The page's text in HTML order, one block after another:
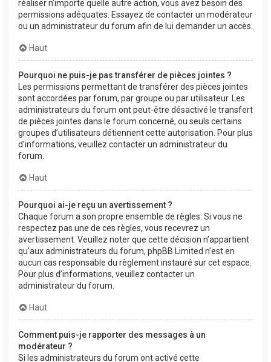
réaliser n’importe quelle autre action, vous avez besoin des
permissions adéquates. Essayez de contacter un modérateur
ou un administrateur du forum afin de lui demander un accès.
Haut
Pourquoi ne puis-je pas transférer de pièces jointes ?
Les permissions permettant de transférer des pièces jointes
sont accordées par forum, par groupe ou par utilisateur. Les
administrateurs du forum ont peut-être désactivé le transfert
de pièces jointes dans le forum concerné, ou seuls certains
groupes d’utilisateurs détiennent cette autorisation. Pour plus
d’informations, veuillez contacter un administrateur du
forum.
Haut
Pourquoi ai-je reçu un avertissement ?
Chaque forum a son propre ensemble de règles. Si vous ne
respectez pas une de ces règles, vous recevrez un
avertissement. Veuillez noter que cette décision n’appartient
qu’aux administrateurs du forum, phpBB Limited n’est en
aucun cas responsable du règlement instauré sur cet espace.
Pour plus d’informations, veuillez contacter un
administrateur du forum.
Haut
Comment puis-je rapporter des messages à un
modérateur ?
Si les administrateurs du forum ont activé cette